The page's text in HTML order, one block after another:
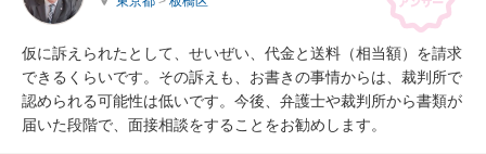
仮に訴えられたとして、せいぜい、代金と送料（相当額）を請求
できるくらいです。その訴えも、お書きの事情からは、裁判所で
認められる可能性は低いです。今後、弁護士や裁判所から書類が
届いた段階で、面接相談をすることをお勧めします。